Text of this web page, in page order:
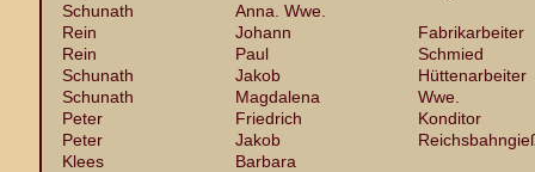
Schunath
Anna. Wwe.
Rein
Johann
Fabrikarbeiter
Rein
Paul
Schmied
Schunath
Jakob
Hüttenarbeiter
Schunath
Magdalena
Wwe.
Peter
Friedrich
Konditor
Peter
Jakob
Klees
Barbara